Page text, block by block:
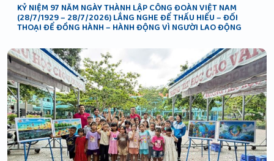
KỶ NIỆM 97 NĂM NGÀY THÀNH LẬP CÔNG ĐOÀN VIỆT NAM
(28/7/1929 – 28/7/2026) LẮNG NGHE ĐỂ THẤU HIỂU – ĐỐI
THOẠI ĐỂ ĐỒNG HÀNH – HÀNH ĐỘNG VÌ NGƯỜI LAO ĐỘNG